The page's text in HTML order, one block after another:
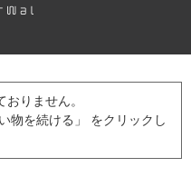
りません。
物を続ける」 をクリックし